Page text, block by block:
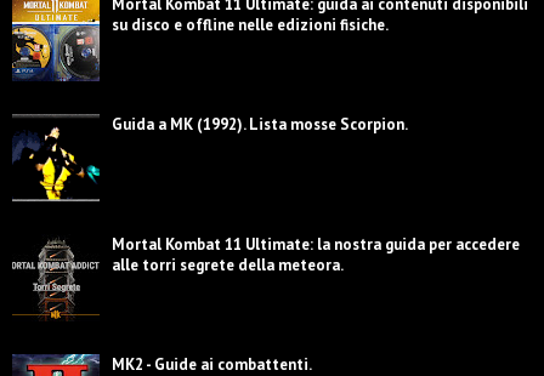
Mortal Kombat 11 Ultimate: guida ai contenuti disponibili
su disco e offline nelle edizioni fisiche.
Guida a MK (1992). Lista mosse Scorpion.
Mortal Kombat 11 Ultimate: la nostra guida per accedere
alle torri segrete della meteora.
MK2 - Guide ai combattenti.